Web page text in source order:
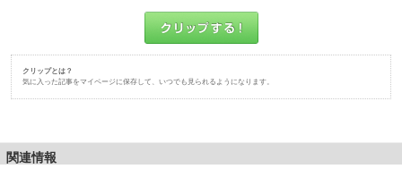
クリップとは？
気に入った記事をマイページに保存して、いつでも見られるようになります。
関連情報